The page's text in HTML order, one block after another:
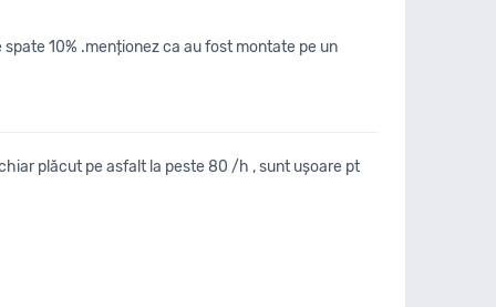
10% .menționez ca au fost montate pe un
plăcut pe asfalt la peste 80 /h , sunt ușoare pt